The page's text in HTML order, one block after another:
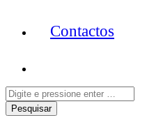
Contactos